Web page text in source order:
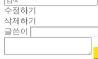
수정하기
삭제하기
글쓴이